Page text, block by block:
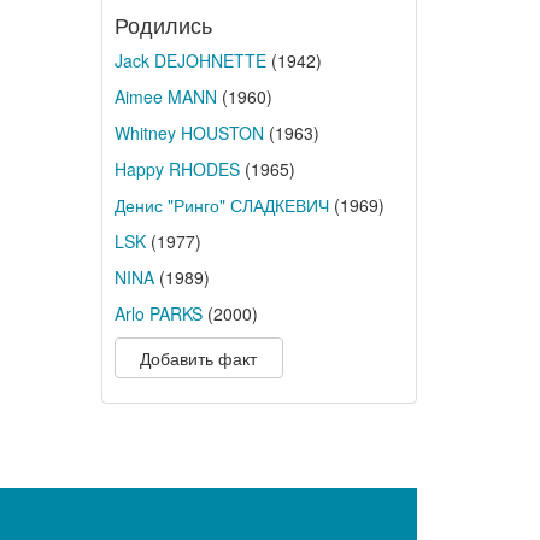
Родились
Jack DEJOHNETTE(1942)
Aimee MANN (1960)
Whitney HOUSTON (1963)
Happy RHODES(1965)
Денис "Ринго" СЛАДКЕВИЧ(1969)
LSK(1977)
NINA(1989)
Arlo PARKS(2000)
Добавить факт